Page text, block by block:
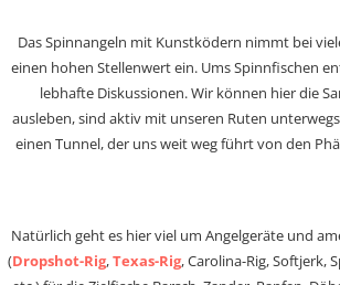
Das Spinnangeln mit Kunstködern nimmt bei
einen hohen Stellenwert ein. Ums Spinnfischen
lebhafte Diskussionen. Wir können hier die
ausleben, sind aktiv mit unseren Ruten
einen Tunnel, der uns weit weg führt von den
Natürlich geht es hier viel um Angelgeräte und
(Dropshot-Rig,Texas-Rig, Carolina-Rig, Softjerk,